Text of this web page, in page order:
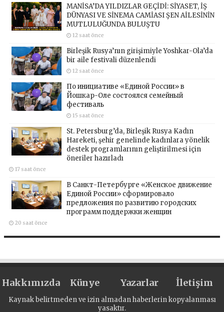
MANİSA’DA YILDIZLAR GEÇİDİ: SİYASET, İŞ
DÜNYASI VE SİNEMA CAMİASI ŞEN AİLESİNİN
MUTLULUĞUNDA BULUŞTU
12 saat önce
Birleşik Rusya’nın girişimiyle Yoshkar-Ola’da
bir aile festivali düzenlendi
12 saat önce
По инициативе «Единой России» в
Йошкар-Оле состоялся семейный
фестиваль
15 saat önce
St. Petersburg’da, Birleşik Rusya Kadın
Hareketi, şehir genelinde kadınlara yönelik
destek programlarının geliştirilmesi için
öneriler hazırladı
17 saat önce
В Санкт-Петербурге «Женское движение
Единой России» сформировало
предложения по развитию городских
программ поддержки женщин
20 saat önce
Hakkımızda Künye Yazarlar İletişim
Kaynak belirtmeden ve izin almadan haberlerin kopyalanması
yasaktır.